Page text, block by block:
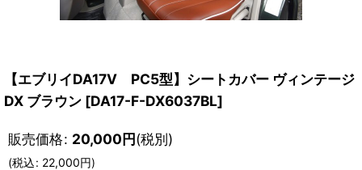
【エブリイDA17V PC5型】シートカバー ヴィンテージ
DX ブラウン [DA17-F-DX6037BL]
販売価格: 20,000円(税別)
(税込: 22,000円)